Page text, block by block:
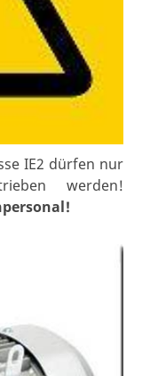
IE2 dürfen nur
werden!